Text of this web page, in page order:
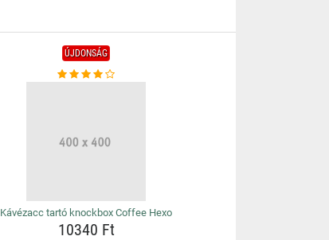
ÚJDONSÁG
Kávézacc tartó knockbox Coffee Hexo
10340 Ft